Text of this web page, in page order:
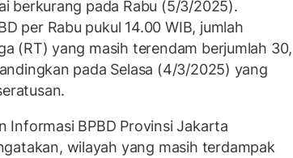
berkurang pada Rabu (5/3/2025).
per Rabu pukul 14.00 WIB, jumlah
(RT) yang masih terendam berjumlah 30,
pada Selasa (4/3/2025) yang
Informasi BPBD Provinsi Jakarta
wilayah yang masih terdampak